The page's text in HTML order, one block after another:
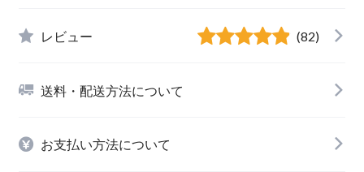
レビュー (82)
送料・配送方法について
お支払い方法について